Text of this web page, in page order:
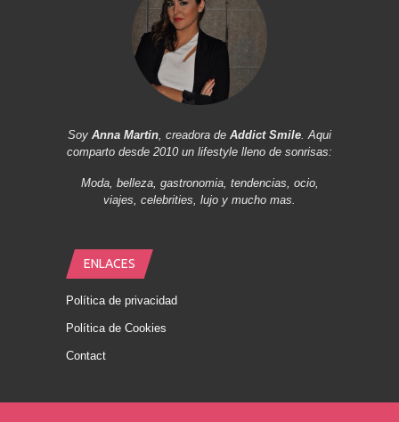
Soy Anna Martin, creadora de Addict Smile. Aqui
comparto desde 2010 un lifestyle lleno de sonrisas:
Moda, belleza, gastronomia, tendencias, ocio,
viajes, celebrities, lujo y mucho mas.
ENLACES
Política de privacidad
Política de Cookies
Contact